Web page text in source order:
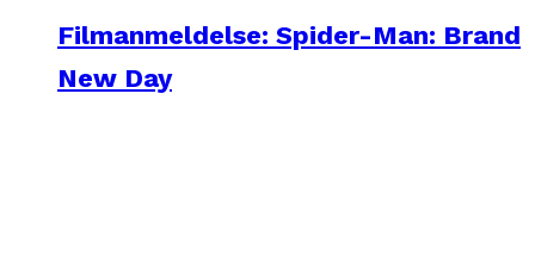
Filmanmeldelse: Spider-Man: Brand
New Day